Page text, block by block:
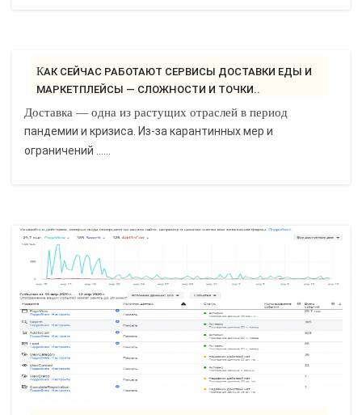
КАК СЕЙЧАС РАБОТАЮТ СЕРВИСЫ ДОСТАВКИ ЕДЫ И
МАРКЕТПЛЕЙСЫ — СЛОЖНОСТИ И ТОЧКИ..
Доставка — одна из растущих отраслей в период
пандемии и кризиса. Из-за карантинных мер и
ограничений ......